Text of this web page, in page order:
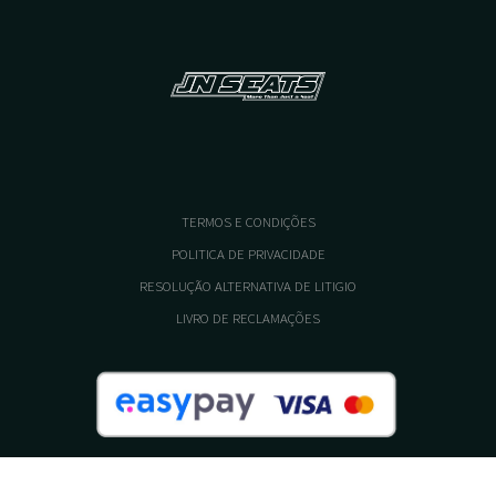
TERMOS E CONDIÇÕES
POLITICA DE PRIVACIDADE
RESOLUÇÃO ALTERNATIVA DE LITIGIO
LIVRO DE RECLAMAÇÕES